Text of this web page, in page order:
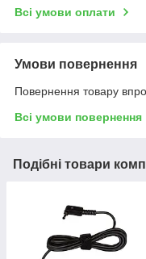
Всі умови оплати
Умови повернення
Повернення товару
Всі умови повернення
Подібні товари